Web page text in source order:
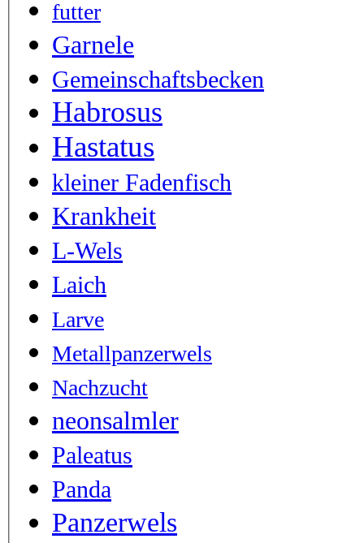
futter
Garnele
Gemeinschaftsbecken
Habrosus
Hastatus
kleiner Fadenfisch
Krankheit
L-Wels
Laich
Larve
Metallpanzerwels
Nachzucht
neonsalmler
Paleatus
Panda
Panzerwels